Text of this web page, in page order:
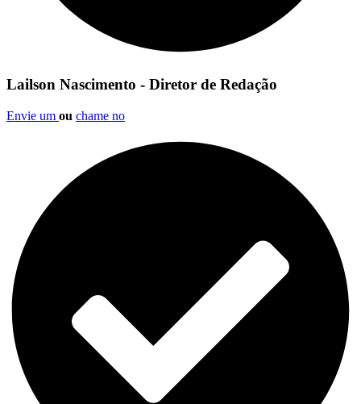
Lailson Nascimento - Diretor de Redação
Envie um ou chame no